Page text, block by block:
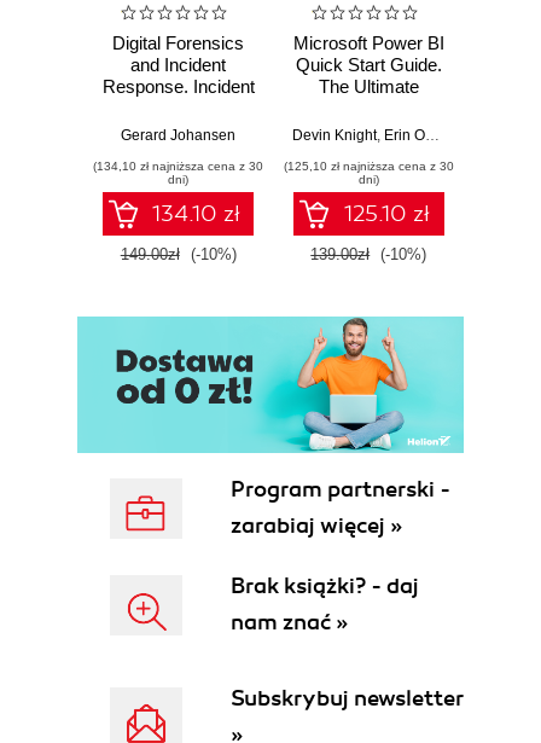
Digital Forensics
and Incident
Response. Incident
and techniques for
threat response -
Fourth Edition
Gerard Johansen
(134,10 zł najniższa cena z 30
dni)
134.10 zł
149.00zł (-10%)
Microsoft Power BI
Quick Start Guide.
The Ultimate
to Power BI, Data
Tools, and
Microsoft Fabric -
Fourth Edition
Devin Knight, Erin Ostrowsky
(125,10 zł najniższa cena z 30
dni)
125.10 zł
139.00zł (-10%)
Program partnerski -
zarabiaj więcej »
Brak książki? - daj
nam znać »
Subskrybuj newsletter
»